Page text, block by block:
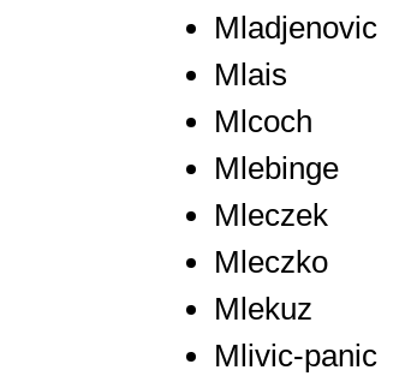
Mladjenovic
Mlais
Mlcoch
Mlebinge
Mleczek
Mleczko
Mlekuz
Mlivic-panic